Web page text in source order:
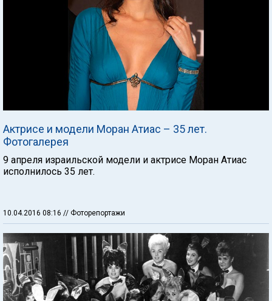
Актрисе и модели Моран Атиас – 35 лет.
Фотогалерея
9 апреля израильской модели и актрисе Моран Атиас
исполнилось 35 лет.
10.04.2016 08:16 // Фоторепортажи